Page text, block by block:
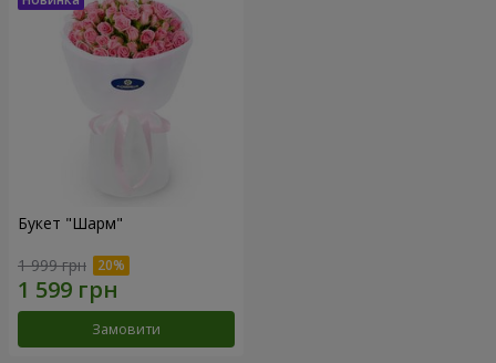
Букет "Шарм"
1 999 грн
Замовити